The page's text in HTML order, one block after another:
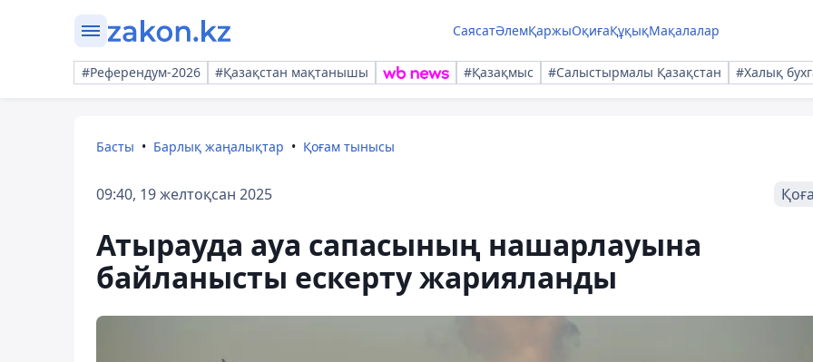
СаясатӘлемҚаржыОқиғаҚұқықМақалалар
#Референдум-2026 #Қазақстан мақтанышы #Қазақмыс #Салыстырмалы Қазақстан #Халық
Басты Барлық жаңалықтар Қоғам тынысы
09:40, 19 желтоқсан 2025
Атырауда ауа сапасының нашарлауына
байланысты ескерту жарияланды